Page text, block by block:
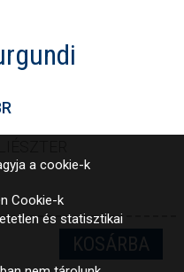
KOSÁRBA
a cookie-k
Cookie-k
és statisztikai